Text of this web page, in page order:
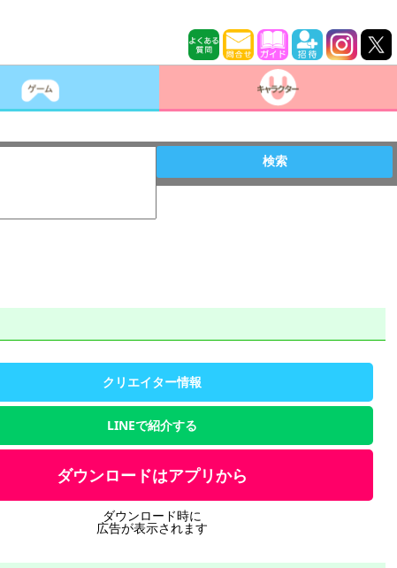
検索
クリエイター情報
LINEで紹介する
ダウンロードはアプリから
ダウンロード時に
広告が表示されます